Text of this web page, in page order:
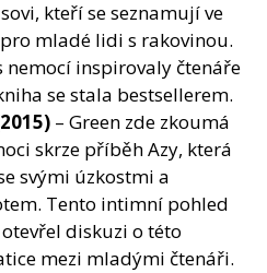
kteří se seznamují ve
mladé lidi s rakovinou.
nemocí inspirovaly čtenáře
se stala bestsellerem.
– Green zde zkoumá
skrze příběh Azy, která
svými úzkostmi a
Tento intimní pohled
diskuzi o této
mezi mladými čtenáři.